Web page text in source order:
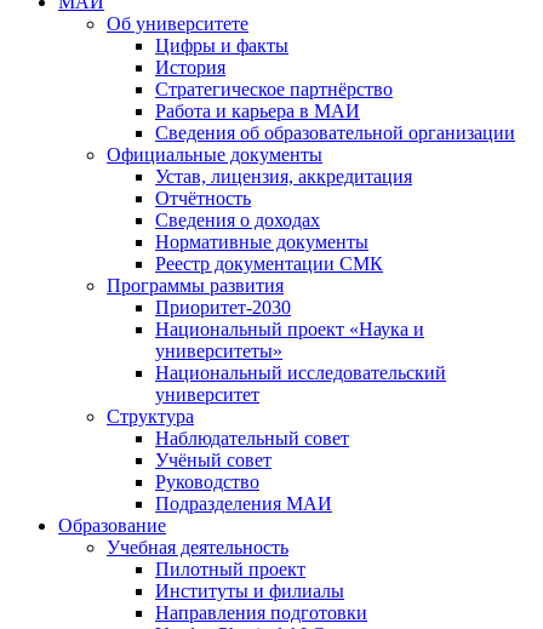
Об университете
Цифры и факты
История
Стратегическое партнёрство
Работа и карьера в МАИ
Сведения об образовательной организации
Официальные документы
Устав, лицензия, аккредитация
Отчётность
Сведения о доходах
Нормативные документы
Реестр документации СМК
Программы развития
Приоритет-2030
Национальный проект «Наука и
университеты»
Национальный исследовательский
университет
Структура
Наблюдательный совет
Учёный совет
Руководство
Подразделения МАИ
Образование
Учебная деятельность
Пилотный проект
Институты и филиалы
Направления подготовки